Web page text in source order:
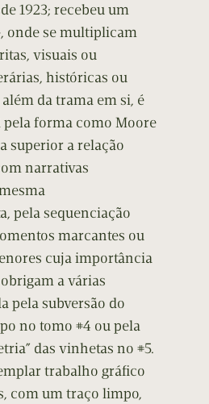
1923; recebeu um
onde se multiplicam
visuais ou
históricas ou
da trama em si, é
forma como Moore
superior a relação
narrativas
pela sequenciação
marcantes ou
cuja importância
a várias
pela subversão do
no tomo #4 ou pela
das vinhetas no #5.
trabalho gráfico
com um traço limpo,